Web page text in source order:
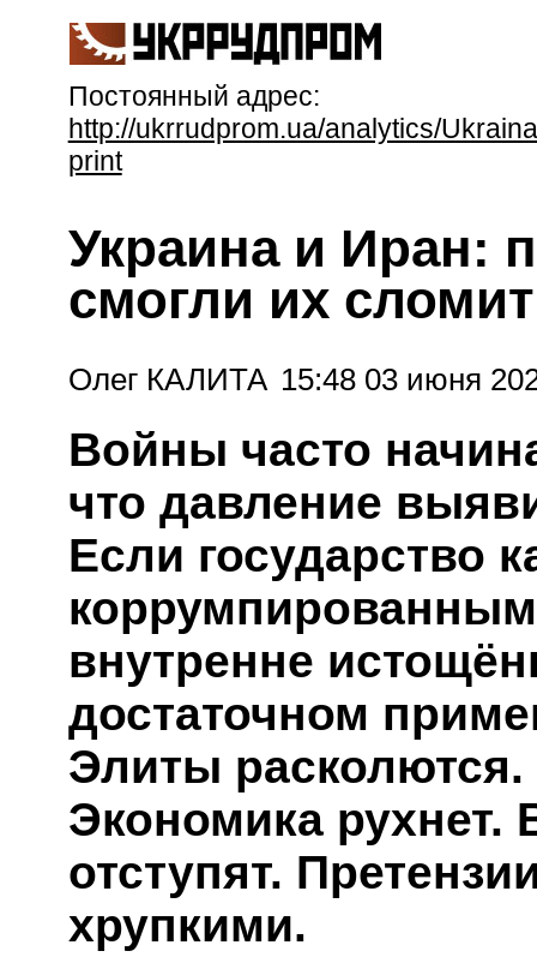
Постоянный адрес:
http://ukrrudprom.ua/analytics/
print
Украина и Иран:
смогли их
Олег КАЛИТА 15:48 03 июня
Войны часто
что давление
Если государство
внутренне
достаточном
Элиты расколются.
Экономика
отступят.
хрупкими.